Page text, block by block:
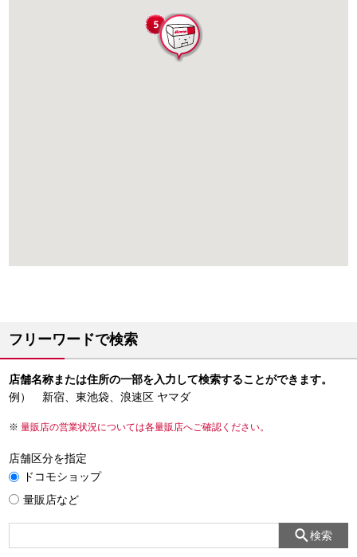
フリーワードで検索
店舗名称または住所の一部を入力して検索することができます。
例） 新宿、東池袋、浪速区 ヤマダ
量販店の営業状況については各量販店へご確認ください。
店舗区分を指定
ドコモショップ
量販店など
検索